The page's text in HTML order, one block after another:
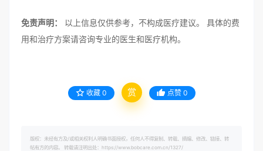
免责声明：
以上信息仅供参考，不构成医疗建议。 具体的费
用和治疗方案请咨询专业的医生和医疗机构。
收藏 0 赏 点赞 0
版权：未经有方及/或相关权利人明确书面授权，任何人不得复制、转载、摘编、修改、链接、转
帖有方的内容。 转载请注明出处：https://www.bobcare.com.cn/1327/